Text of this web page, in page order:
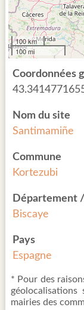
100 km
100 mi
Coordonnées
Nom du site
Santimamiñe
Commune
Kortezubi
Département
Biscaye
Pays
Espagne
* Pour des
mairies des